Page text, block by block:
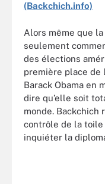
(Backchich.info)
Alors même que
seulement
des élections
première place de
Barack Obama en
dire qu’elle soit
monde.
contrôle de la toile
inquiéter la